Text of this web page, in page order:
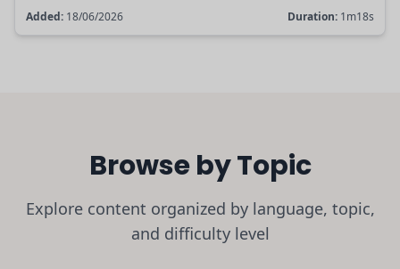
Added: 18/06/2026 Duration: 1m18s
Browse by Topic
Explore content organized by language, topic,
and difficulty level